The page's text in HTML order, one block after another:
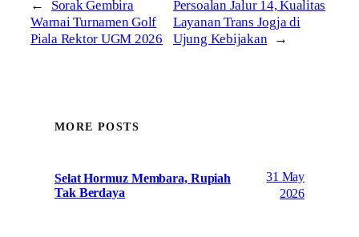
←
Sorak Gembira
Warnai Turnamen Golf
Piala Rektor UGM 2026
Persoalan Jalur 14, Kualitas
Layanan Trans Jogja di
Ujung Kebijakan
→
MORE POSTS
Selat Hormuz Membara, Rupiah
Tak Berdaya
31 May
2026